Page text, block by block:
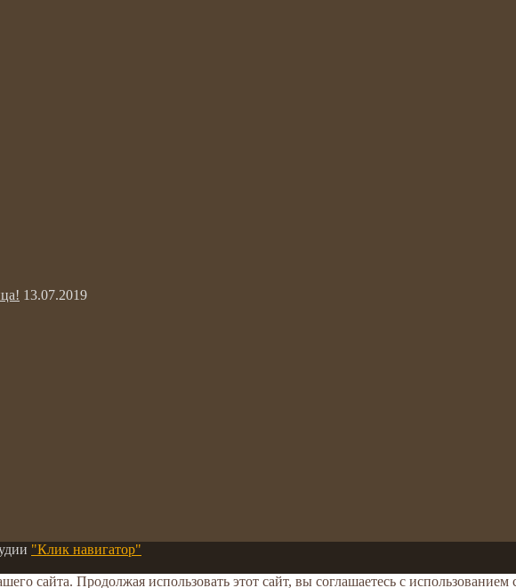
13.07.2019
"Клик навигатор"
сайта. Продолжая использовать этот сайт, вы соглашаетесь с использованием